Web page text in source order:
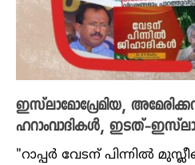
ഇസ്‌ലാമോപ്രേമിയ,
ഹറാംവാദികൾ, ഇടത്-
"റാപ്പർ വേടന് പിന്നിൽ